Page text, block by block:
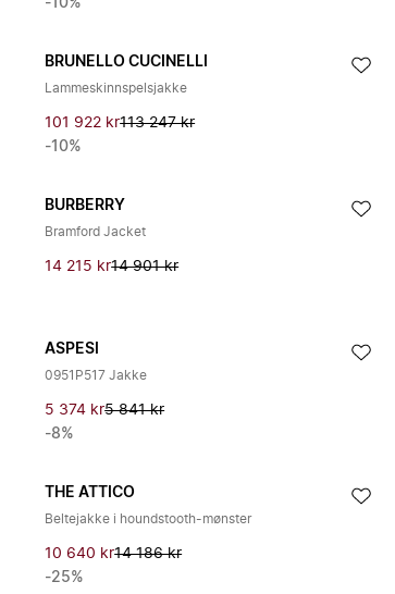
-10%
BRUNELLO CUCINELLI
Lammeskinnspelsjakke
101 922 kr113 247 kr
-10%
BURBERRY
Bramford Jacket
14 215 kr14 901 kr
ASPESI
0951P517 Jakke
5 374 kr5 841 kr
-8%
THE ATTICO
Beltejakke i houndstooth-mønster
10 640 kr14 186 kr
-25%